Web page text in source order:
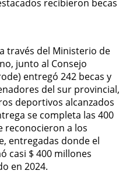
través del Ministerio de
junto al Consejo
entregó 242 becas y
del sur provincial,
deportivos alcanzados
se completa las 400
reconocieron a los
entregadas donde el
casi $ 400 millones
en 2024.